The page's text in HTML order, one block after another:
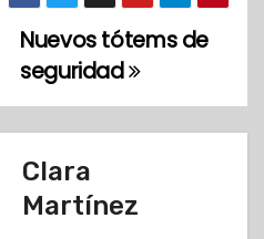
Nuevos tótems de
seguridad
Clara
Martínez